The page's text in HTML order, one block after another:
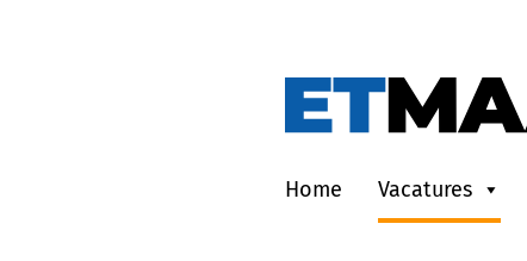
Home Vacatures